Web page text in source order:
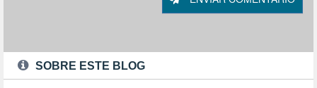
SOBRE ESTE BLOG